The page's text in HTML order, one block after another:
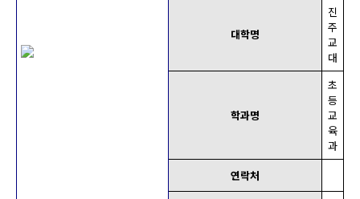
대학명
진
주
교
대
학과명
초
등
교
육
과
연락처